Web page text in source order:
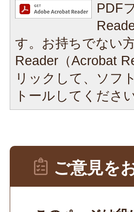
PDF
す。お持ちでない
Reader（Acrobat
リックして、ソフ
トールしてください
ご意見を